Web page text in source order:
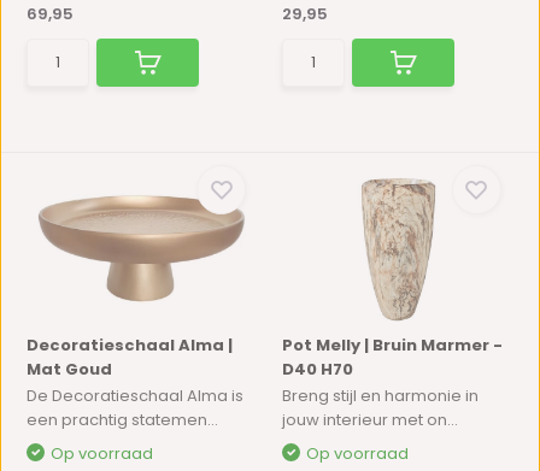
69,95
29,95
Decoratieschaal Alma |
Mat Goud
De Decoratieschaal Alma is
een prachtig statemen...
Op voorraad
Pot Melly | Bruin Marmer -
D40 H70
Breng stijl en harmonie in
jouw interieur met on...
Op voorraad